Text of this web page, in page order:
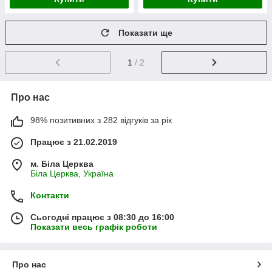
Показати ще
1 / 2
Про нас
98% позитивних з 282 відгуків за рік
Працює з 21.02.2019
м. Біла Церква
Біла Церква, Україна
Контакти
Сьогодні працює з 08:30 до 16:00
Показати весь графік роботи
Про нас